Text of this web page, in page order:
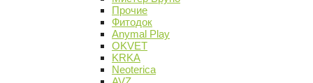
Прочие
Фитодок
Anymal Play
OKVET
KRKA
Neoterica